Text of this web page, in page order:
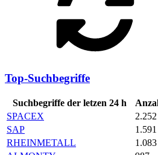
Top-Suchbegriffe
Suchbegriffe der letzen 24 h
SPACEX
2.252
SAP
1.591
RHEINMETALL
1.083